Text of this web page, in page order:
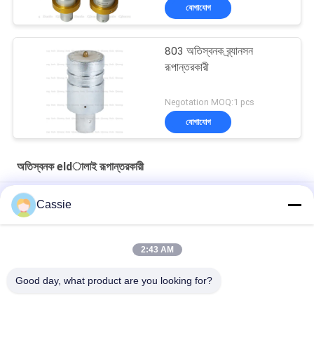
যোগাযোগ
803 অতিস্বনক ব্র্যানসন
রূপান্তরকারী
Negotation MOQ:1 pcs
যোগাযোগ
অতিস্বনক eldালাই রূপান্তরকারী
ডুকানে স্টাইল সোনার সামনের মাসগুলি সহ কাস্টমাইজড ওএম অ্যালুমিনিয়াম এলোয় 20Khz
ট্রান্সডুসারCassie
2:43 AM
Good day, what product are you looking for?